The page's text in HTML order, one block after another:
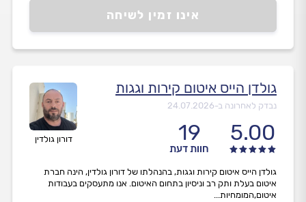
אינו זמין לשיחה
דורון גולדין
גולדן הייס איטום קירות וגגות
נבדק לאחרונה ב-24.07.2026
5.00
19
חוות דעת
גולדן הייס איטום קירות וגגות, בהנהלתו של דורון גולדין, הינה חברת
איטום בעלת ותק רב וניסיון בתחום האיטום. אנו מתעסקים בעבודות
איטום,המומחיות...